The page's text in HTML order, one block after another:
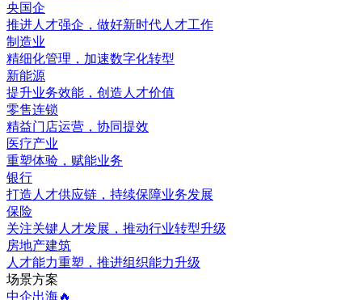
央国企
推进人才强企，做好新时代人才工作
制造业
精细化管理，加速数字化转型
新能源
提升业务效能，创造人才价值
零售连锁
精益门店运营，协同提效
医疗产业
重塑体验，赋能业务
银行
打造人才供应链，持续保障业务发展
保险
关注关键人才发展，推动行业转型升级
房地产建筑
人才能力重塑，推进组织能力升级
场景方案
中企出海🔥